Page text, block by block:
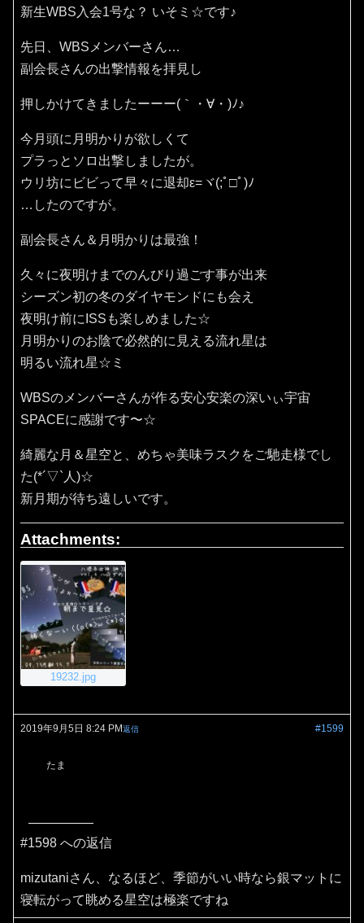
新生WBS入会1号な？ いそミ☆です♪
先日、WBSメンバーさん…
副会長さんの出撃情報を拝見し
押しかけてきましたーーー(｀・∀・)ﾉ♪
今月頭に月明かりが欲しくて
プラっとソロ出撃しましたが。
ウリ坊にビビって早々に退却ε=ヾ(;ﾟ□ﾟ)ﾉ
…したのですが。
副会長さん＆月明かりは最強！
久々に夜明けまでのんびり過ごす事が出来
シーズン初の冬のダイヤモンドにも会え
夜明け前にISSも楽しめました☆
月明かりのお陰で必然的に見える流れ星は
明るい流れ星☆ミ
WBSのメンバーさんが作る安心安楽の深いぃ宇宙
SPACEに感謝です〜☆
綺麗な月＆星空と、めちゃ美味ラスクをご馳走様でし
た(*´▽`人)☆
新月期が待ち遠しいです。
Attachments:
19232.jpg
2019年9月5日 8:24 PM #1599
返信
たま
#1598 への返信
mizutaniさん、なるほど、季節がいい時なら銀マットに
寝転がって眺める星空は極楽ですね